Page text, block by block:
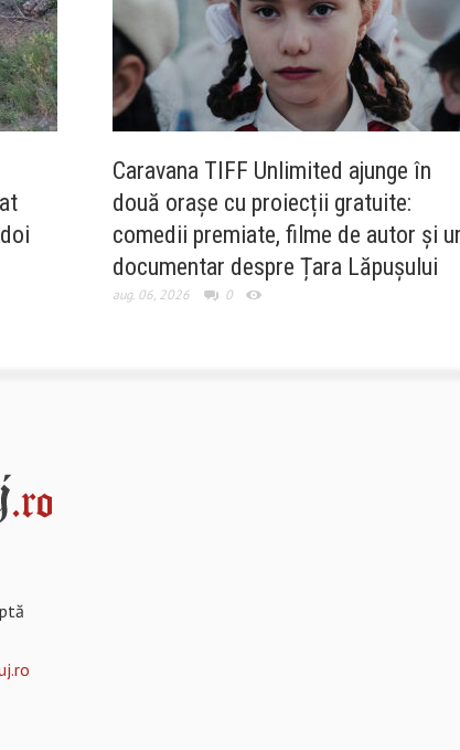
Caravana TIFF Unlimited ajunge în
două orașe cu proiecții gratuite:
comedii premiate, filme de autor și
documentar despre Țara Lăpușului
aug. 06, 2026 0